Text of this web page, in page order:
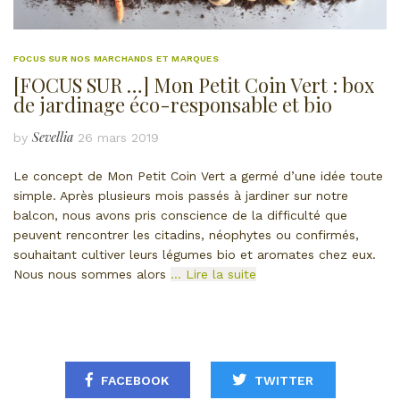
FOCUS SUR NOS MARCHANDS ET MARQUES
[FOCUS SUR …] Mon Petit Coin Vert : box
de jardinage éco-responsable et bio
by Sevellia 26 mars 2019
Le concept de Mon Petit Coin Vert a germé d’une idée toute
simple. Après plusieurs mois passés à jardiner sur notre
balcon, nous avons pris conscience de la difficulté que
peuvent rencontrer les citadins, néophytes ou confirmés,
souhaitant cultiver leurs légumes bio et aromates chez eux.
Nous nous sommes alors … Lire la suite
FACEBOOK TWITTER